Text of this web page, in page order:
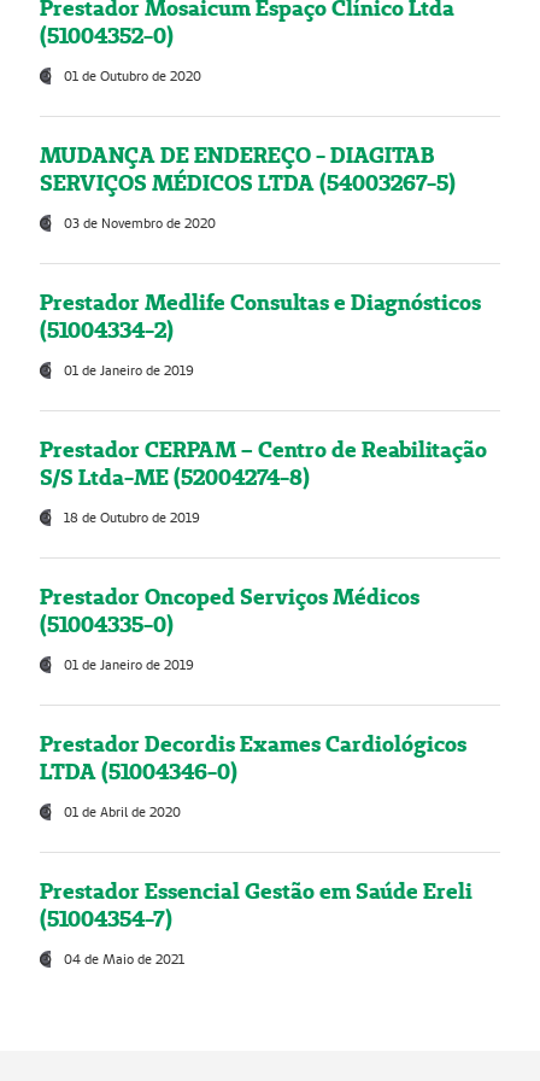
Prestador Mosaicum Espaço Clínico Ltda
(51004352-0)
01 de Outubro de 2020
MUDANÇA DE ENDEREÇO - DIAGITAB
SERVIÇOS MÉDICOS LTDA (54003267-5)
03 de Novembro de 2020
Prestador Medlife Consultas e Diagnósticos
(51004334-2)
01 de Janeiro de 2019
Prestador CERPAM – Centro de Reabilitação
S/S Ltda-ME (52004274-8)
18 de Outubro de 2019
Prestador Oncoped Serviços Médicos
(51004335-0)
01 de Janeiro de 2019
Prestador Decordis Exames Cardiológicos
LTDA (51004346-0)
01 de Abril de 2020
Prestador Essencial Gestão em Saúde Ereli
(51004354-7)
04 de Maio de 2021